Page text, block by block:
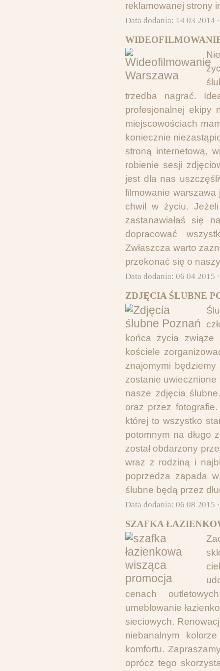
reklamowanej strony
Data dodania: 14 03 2014
trzedba nagrać.
profesjonalnej ekipy
miejscowościach
koniecznie
stroną internetową,
robienie sesji
jest dla nas
filmowanie
chwil w życiu.
zastanawiałaś się
dopracować
Zwłaszcza warto
przekonać się o
Data dodania: 06 04 2015
ZDJĘCIA ŚLUBNE
końca życia
kościele
znajomymi
zostanie
nasze zdjęcia
oraz przez
której to wszystko
potomnym na długo
został obdarzony
wraz z rodziną i
poprzedza zapada
ślubne będą przez
Data dodania: 06 08 2015
SZAFKA
cenach
umeblowanie
sieciowych.
niebanalnym
komfortu.
oprócz tego